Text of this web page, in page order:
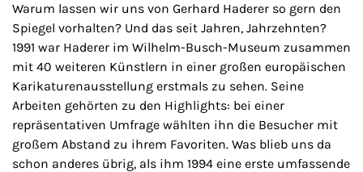
Warum lassen wir uns von Gerhard Haderer so gern den
Spiegel vorhalten? Und das seit Jahren, Jahrzehnten?
1991 war Haderer im Wilhelm-Busch-Museum zusammen
mit 40 weiteren Künstlern in einer großen europäischen
Karikaturenausstellung erstmals zu sehen. Seine
Arbeiten gehörten zu den Highlights: bei einer
repräsentativen Umfrage wählten ihn die Besucher mit
großem Abstand zu ihrem Favoriten. Was blieb uns da
schon anderes übrig, als ihm 1994 eine erste umfassende